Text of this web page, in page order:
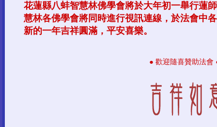
花蓮縣八蚌智慧林佛學會將於大年初一舉行蓮
慧林各佛學會將同時進行視訊連線，於法會中
新的一年吉祥圓滿，平安喜樂。
● 歡迎隨喜贊助法會